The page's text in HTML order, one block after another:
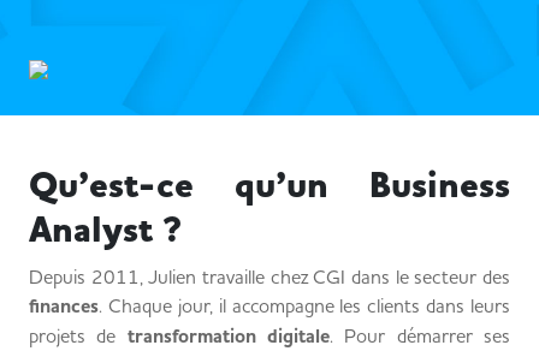
Qu’est-ce qu’un Business
Analyst ?
Depuis 2011, Julien travaille chez CGI dans le secteur des
finances. Chaque jour, il accompagne les clients dans leurs
projets de transformation digitale. Pour démarrer ses